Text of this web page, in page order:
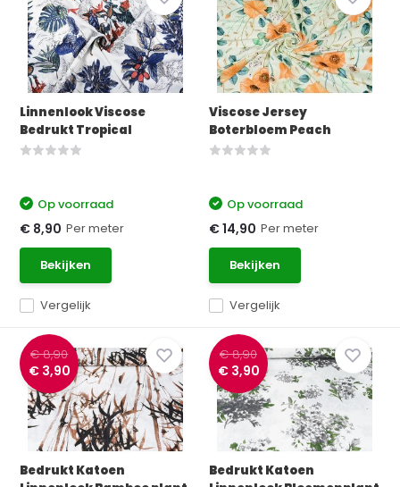
Linnenlook Viscose
Bedrukt Tropical
Vergelijk
Op voorraad
€ 8,90 Per meter
Bekijken
Viscose Jersey
Boterbloem Peach
Vergelijk
Op voorraad
€ 14,90 Per meter
Bekijken
€ 8,90
€ 3,90
Bedrukt Katoen
€ 8,90
€ 3,90
Bedrukt Katoen